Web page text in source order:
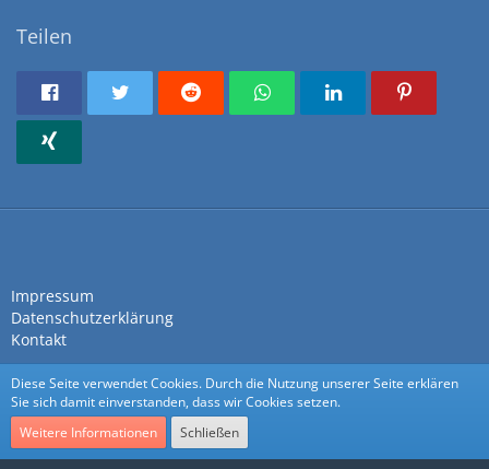
Teilen
Impressum
Datenschutzerklärung
Kontakt
Community-Software:WoltLab Suite™
Diese Seite verwendet Cookies. Durch die Nutzung unserer Seite erklären
Sie sich damit einverstanden, dass wir Cookies setzen.
Weitere Informationen
Schließen